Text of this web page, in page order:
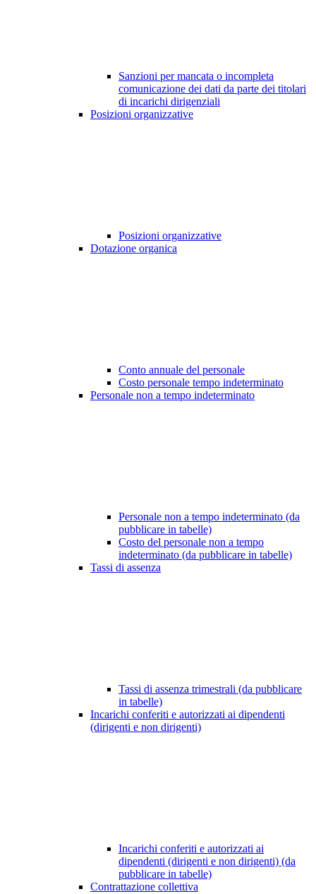
Sanzioni per mancata o incompleta
comunicazione dei dati da parte dei titolari
di incarichi dirigenziali
Posizioni organizzative
Posizioni organizzative
Dotazione organica
Conto annuale del personale
Costo personale tempo indeterminato
Personale non a tempo indeterminato
Personale non a tempo indeterminato (da
pubblicare in tabelle)
Costo del personale non a tempo
indeterminato (da pubblicare in tabelle)
Tassi di assenza
Tassi di assenza trimestrali (da pubblicare
in tabelle)
Incarichi conferiti e autorizzati ai dipendenti
(dirigenti e non dirigenti)
Incarichi conferiti e autorizzati ai
dipendenti (dirigenti e non dirigenti) (da
pubblicare in tabelle)
Contrattazione collettiva